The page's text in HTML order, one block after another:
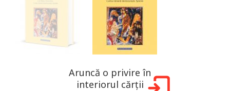
Aruncă o privire în
interiorul cărții